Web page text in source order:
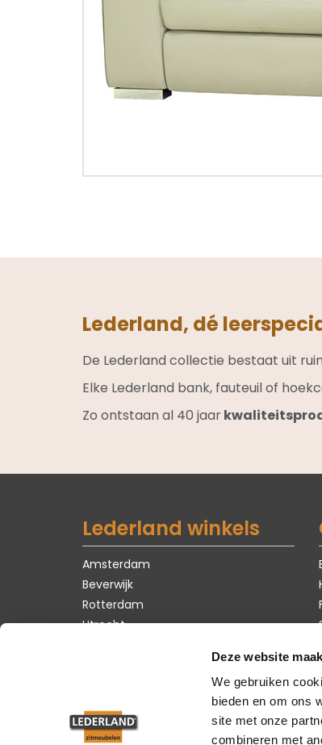
Deze website
We gebruiken
bieden en om ons
site met onze
combineren met
Lederland, dé
De Lederland collectie bestaat uit
Elke Lederland bank, fauteuil of
Zo ontstaan al 40 jaar
Lederland winkels
Amsterdam
Beverwijk
Rotterdam
Utrecht